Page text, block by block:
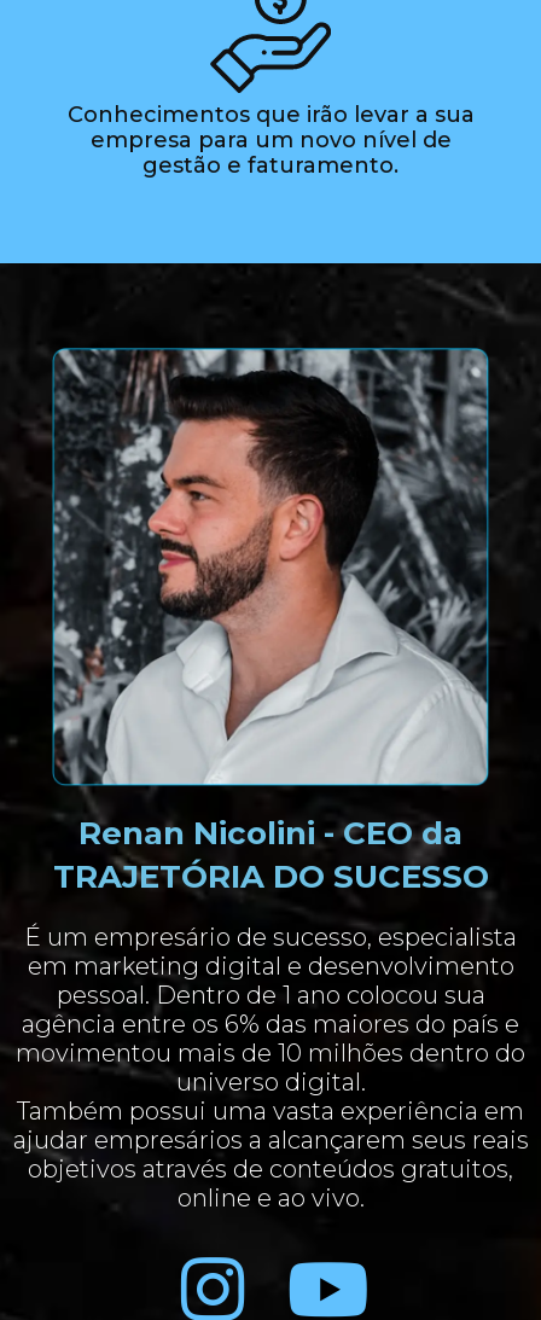
Conhecimentos que irão levar a sua
empresa para um novo nível de
gestão e faturamento.
Renan Nicolini - CEO da
TRAJETÓRIA DO SUCESSO
É um empresário de sucesso, especialista
em marketing digital e desenvolvimento
pessoal. Dentro de 1 ano colocou sua
agência entre os 6% das maiores do país e
movimentou mais de 10 milhões dentro do
universo digital.
Também possui uma vasta experiência em
ajudar empresários a alcançarem seus reais
objetivos através de conteúdos gratuitos,
online e ao vivo.